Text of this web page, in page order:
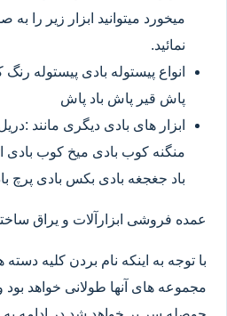
میخورد میتوانید ابزار زیر را
نمائید.
انواع پیستوله بادی پیستوله
پاش قیر پاش باد پاش
ابزار های بادی دیگری مانند
منگنه کوب بادی میخ کوب بادی
باد جغجغه بادی بکس بادی پرچ
عمده فروشی ابزارآلات و یراق
با توجه به اینکه نام بردن کلیه دسته
مجموعه های آنها طولانی خواهد بود